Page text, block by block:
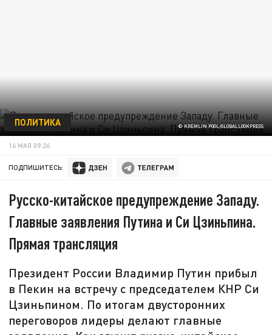
© KREMLIN POOL/GLOBALLOOKPRESS
ПОЛИТИКА
16 МАЯ 09:26
ПОДПИШИТЕСЬ:
Русско-китайское предупреждение Западу.
Главные заявления Путина и Си Цзиньпина.
Прямая трансляция
Президент России Владимир Путин прибыл
в Пекин на встречу с председателем КНР Си
Цзиньпином. По итогам двусторонних
переговоров лидеры делают главные